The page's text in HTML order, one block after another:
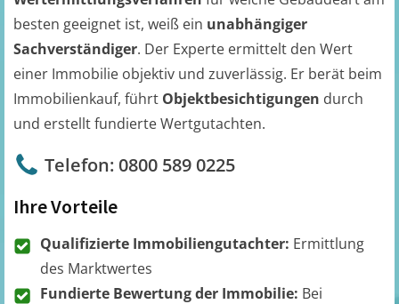
besten geeignet ist, weiß ein unabhängiger
Sachverständiger. Der Experte ermittelt den Wert
einer Immobilie objektiv und zuverlässig. Er berät beim
Immobilienkauf, führt Objektbesichtigungen durch
und erstellt fundierte Wertgutachten.
Telefon: 0800 589 0225
Ihre Vorteile
Qualifizierte Immobiliengutachter: Ermittlung
des Marktwertes
Fundierte Bewertung der Immobilie: Bei